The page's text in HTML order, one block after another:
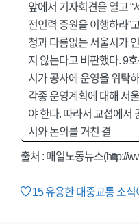
앞에서 기자회견을 열고 “
전인력 증원을 이행하라”
청과 다름없는 서울시가
지 않는다고 비판했다. 9
시가 공사에 운영을 위탁
각종 운영계획에 대해 서
야 한다. 따라서 교섭에서
시와 논의를 거친 결
출처 : 매일노동뉴스(http://
15유용한 대중교통 소식